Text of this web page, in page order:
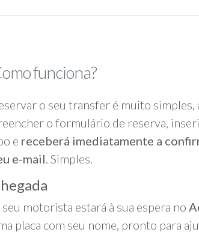
funciona?
o seu transfer é muito simples,
o formulário de reserva,
e receberá imediatamente a
e-mail. Simples.
seu motorista estará à sua espera no
placa com seu nome, pronto para